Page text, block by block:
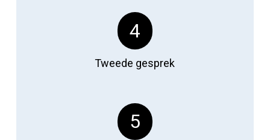
4
Tweede gesprek
5